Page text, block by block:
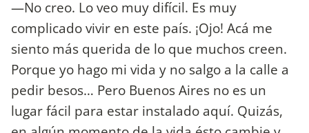
—No creo. Lo veo muy difícil. Es muy
complicado vivir en este país. ¡Ojo! Acá me
siento más querida de lo que muchos creen.
Porque yo hago mi vida y no salgo a la calle a
pedir besos… Pero Buenos Aires no es un
lugar fácil para estar instalado aquí. Quizás,